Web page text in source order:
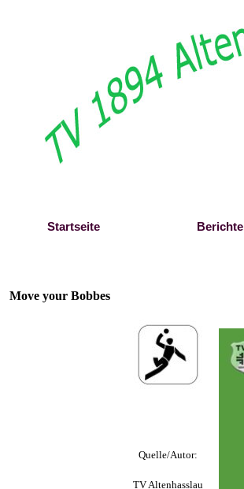
Startseite Berichte
Move your Bobbes
Quelle/Autor:
TV Altenhasslau